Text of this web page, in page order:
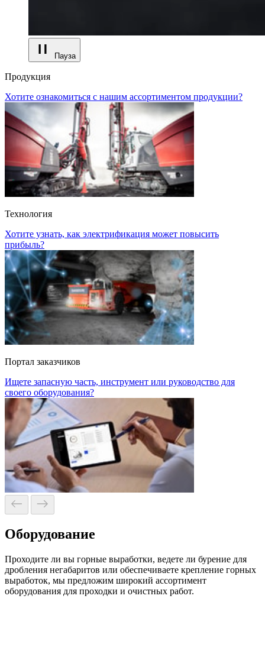
Пауза
Продукция
Хотите ознакомиться с нашим ассортиментом продукции?
Технология
Хотите узнать, как электрификация может повысить
прибыль?
Портал заказчиков
Ищете запасную часть, инструмент или руководство для
своего оборудования?
Оборудование
Проходите ли вы горные выработки, ведете ли бурение для
дробления негабаритов или обеспечиваете крепление горных
выработок, мы предложим широкий ассортимент
оборудования для проходки и очистных работ.